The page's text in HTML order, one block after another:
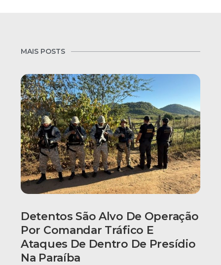
MAIS POSTS
Detentos São Alvo De Operação
Por Comandar Tráfico E
Ataques De Dentro De Presídio
Na Paraíba